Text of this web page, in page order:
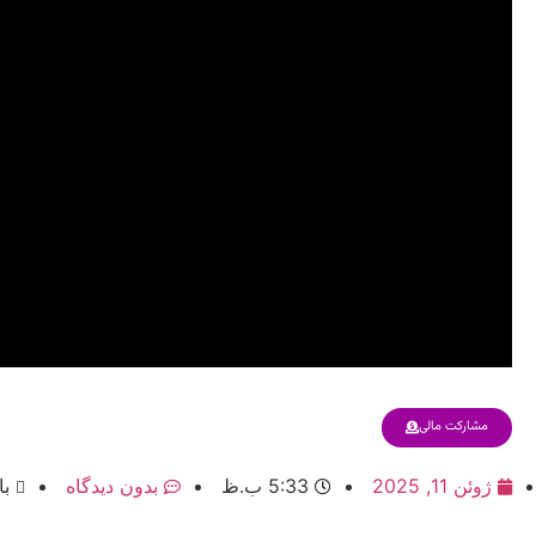
مشارکت مالی
ژوئن 11, 2025 5:33 ب.ظ بدون دیدگاه